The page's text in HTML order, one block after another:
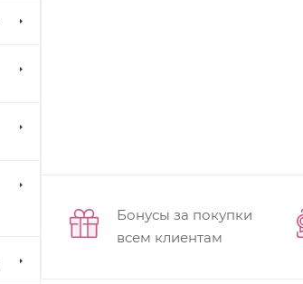
Бонусы за покупки
всем клиентам